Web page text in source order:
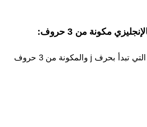
من أمثلة الكلمات التي تبدأ بحرف j والمكونة من 3 حروف